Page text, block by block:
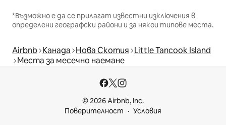
*Възможно е да се прилагат известни изключения в
определени географски райони и за някои типове места.
Airbnb Канада Нова Скотия Little Tancook Island
Места за месечно наемане
© 2026 Airbnb, Inc.
Поверителност
Условия